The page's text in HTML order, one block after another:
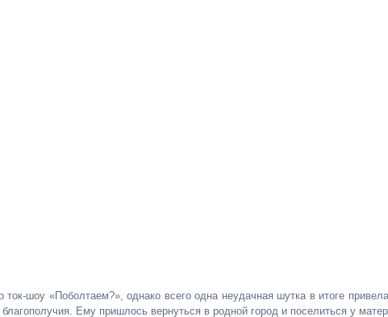
шоу «Поболтаем?», однако всего одна неудачная шутка в итоге
Ему пришлось вернуться в родной город и поселиться у